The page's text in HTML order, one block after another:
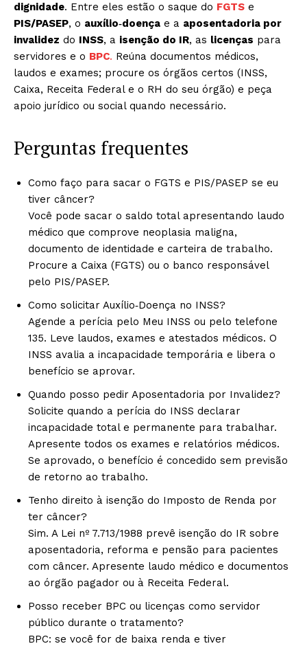
dignidade. Entre eles estão o saque do FGTS e
PIS/PASEP, o auxílio‑doença e a aposentadoria por
invalidez do INSS, a isenção do IR, as licenças para
servidores e o BPC. Reúna documentos médicos,
laudos e exames; procure os órgãos certos (INSS,
Caixa, Receita Federal e o RH do seu órgão) e peça
apoio jurídico ou social quando necessário.
Perguntas frequentes
Como faço para sacar o FGTS e PIS/PASEP se eu
tiver câncer?
Você pode sacar o saldo total apresentando laudo
médico que comprove neoplasia maligna,
documento de identidade e carteira de trabalho.
Procure a Caixa (FGTS) ou o banco responsável
pelo PIS/PASEP.
Como solicitar Auxílio‑Doença no INSS?
Agende a perícia pelo Meu INSS ou pelo telefone
135. Leve laudos, exames e atestados médicos. O
INSS avalia a incapacidade temporária e libera o
benefício se aprovar.
Quando posso pedir Aposentadoria por Invalidez?
Solicite quando a perícia do INSS declarar
incapacidade total e permanente para trabalhar.
Apresente todos os exames e relatórios médicos.
Se aprovado, o benefício é concedido sem previsão
de retorno ao trabalho.
Tenho direito à isenção do Imposto de Renda por
ter câncer?
Sim. A Lei nº 7.713/1988 prevê isenção do IR sobre
aposentadoria, reforma e pensão para pacientes
com câncer. Apresente laudo médico e documentos
ao órgão pagador ou à Receita Federal.
Posso receber BPC ou licenças como servidor
público durante o tratamento?
BPC: se você for de baixa renda e tiver